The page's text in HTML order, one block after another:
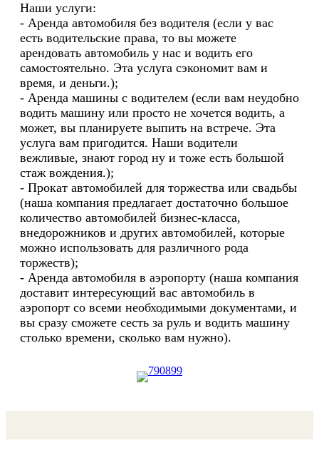
Наши услуги:
- Аренда автомобиля без водителя (если у вас
есть водительские права, то вы можете
арендовать автомобиль у нас и водить его
самостоятельно. Эта услуга сэкономит вам и
время, и деньги.);
- Аренда машины с водителем (если вам неудобно
водить машину или просто не хочется водить, а
может, вы планируете выпить на встрече. Эта
услуга вам пригодится. Наши водители
вежливые, знают город ну и тоже есть большой
стаж вождения.);
- Прокат автомобилей для торжества или свадьбы
(наша компания предлагает достаточно большое
количество автомобилей бизнес-класса,
внедорожников и других автомобилей, которые
можно использовать для различного рода
торжеств);
- Аренда автомобиля в аэропорту (наша компания
доставит интересующий вас автомобиль в
аэропорт со всеми необходимыми документами, и
вы сразу сможете сесть за руль и водить машину
столько времени, сколько вам нужно).